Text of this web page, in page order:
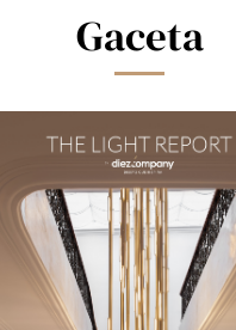
Gaceta